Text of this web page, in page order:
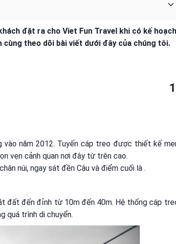
đặt ra cho Viet Fun Travel khi có kế hoạch
cùng theo dõi bài viết dưới đây của chúng tôi.
năm 2012. Tuyến cáp treo được thiết kế
vẹn cảnh quan nơi đây từ trên cao.
núi, ngay sát đền Cậu và điểm cuối là .
đất đến đỉnh từ 10m đến 40m. Hệ thống cáp
quá trình di chuyển.